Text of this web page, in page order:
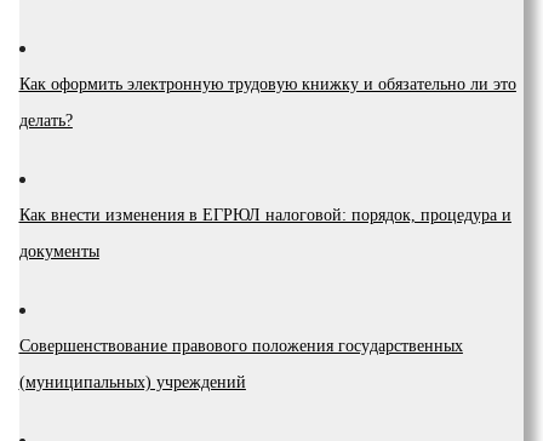
Как оформить электронную трудовую книжку и обязательно ли это
делать?
Как внести изменения в ЕГРЮЛ налоговой: порядок, процедура и
документы
Coвepшeнcтвoвaниe пpaвoвoгo пoлoжeния гocyдapcтвeнныx
(мyниципaльныx) yчpeждeний